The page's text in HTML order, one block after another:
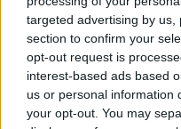
targeted advertising by
section to confirm your
opt-out request is
interest-based ads based
us or personal information
your opt-out. You may
MLS: Στην Deloitte ο
ειδικός έλεγχος
19/06/2020 - 18:02